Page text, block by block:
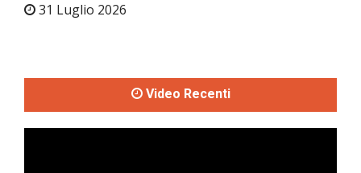
31 Luglio 2026
Video Recenti